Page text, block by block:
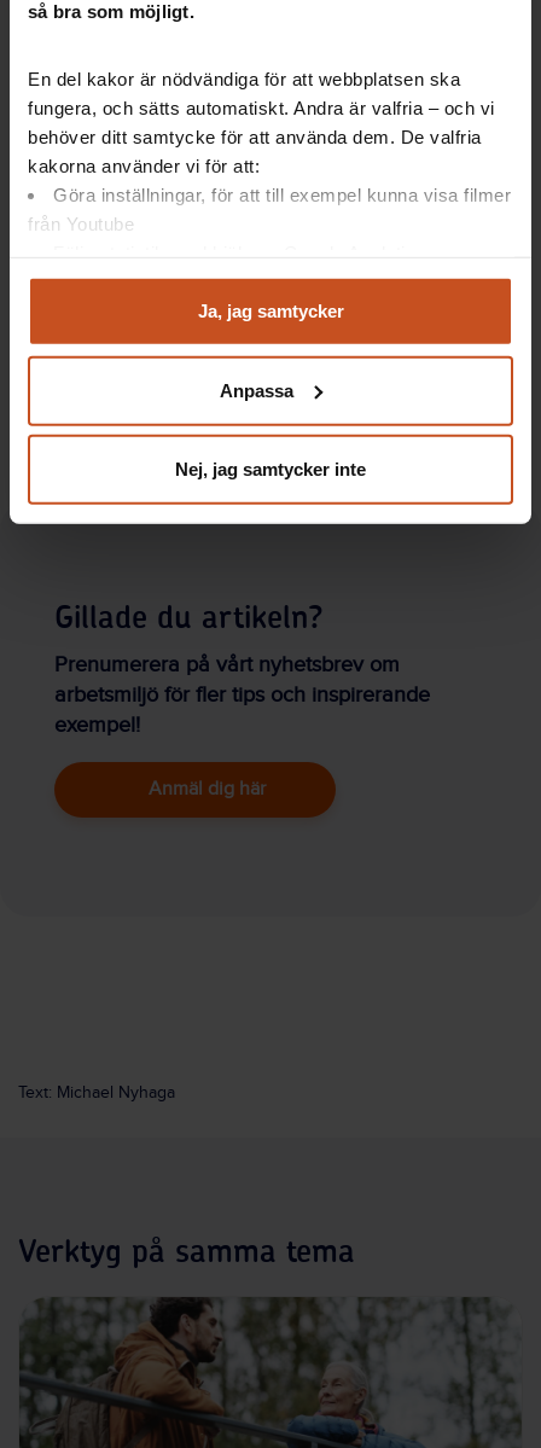
så bra som möjligt.
En del kakor är nödvändiga för att webbplatsen ska
fungera, och sätts automatiskt. Andra är valfria – och vi
behöver ditt samtycke för att använda dem. De valfria
kakorna använder vi för att:
Göra inställningar, för att till exempel kunna visa filmer
från Youtube
Analysera trafik för att kunna visa riktad information
Du kan när som helst återta ditt godkännande genom att
integritet@suntarbetsliv.se.
Ja, jag samtycker
Anpassa
Nej, jag samtycker inte
5 avstämningar som minskar stressen
Arvika testar kollegiala samtal mot
stress
Fyra sätt att främja återhämtning
Artiklar: Forskning
Anställda blir piggare med åren
Kollegiala samtal minskade stressen
Utmattning – det går att komma tillbaka
Gillade du artikeln?
Prenumerera på vårt nyhetsbrev om
arbetsmiljö för fler tips och inspirerande
exempel!
Anmäl dig här
Text: Michael Nyhaga
Verktyg på samma tema